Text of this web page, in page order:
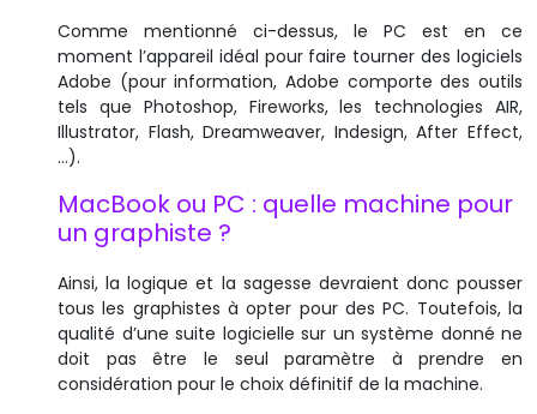
Comme mentionné ci-dessus, le PC est en ce
moment l’appareil idéal pour faire tourner des logiciels
Adobe (pour information, Adobe comporte des outils
tels que Photoshop, Fireworks, les technologies AIR,
Illustrator, Flash, Dreamweaver, Indesign, After Effect,
…).
MacBook ou PC : quelle machine pour
un graphiste ?
Ainsi, la logique et la sagesse devraient donc pousser
tous les graphistes à opter pour des PC. Toutefois, la
qualité d’une suite logicielle sur un système donné ne
doit pas être le seul paramètre à prendre en
considération pour le choix définitif de la machine.